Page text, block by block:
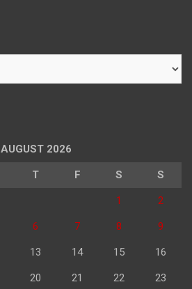
AUGUST 2026
T F S S
1 2
6 7 8 9
13 14 15 16
20 21 22 23